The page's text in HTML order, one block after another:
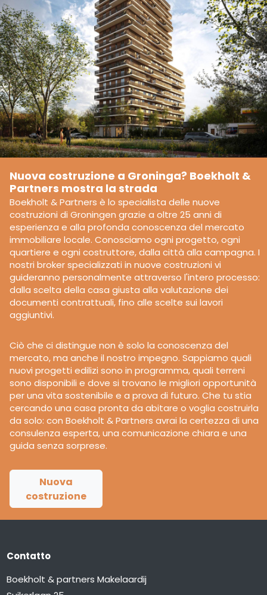
Nuova costruzione a Groninga? Boekholt &
Partners mostra la strada
Boekholt & Partners è lo specialista delle nuove
costruzioni di Groningen grazie a oltre 25 anni di
esperienza e alla profonda conoscenza del mercato
immobiliare locale. Conosciamo ogni progetto, ogni
quartiere e ogni costruttore, dalla città alla campagna. I
nostri broker specializzati in nuove costruzioni vi
guideranno personalmente attraverso l'intero processo:
dalla scelta della casa giusta alla valutazione dei
documenti contrattuali, fino alle scelte sui lavori
aggiuntivi.
Ciò che ci distingue non è solo la conoscenza del
mercato, ma anche il nostro impegno. Sappiamo quali
nuovi progetti edilizi sono in programma, quali terreni
sono disponibili e dove si trovano le migliori opportunità
per una vita sostenibile e a prova di futuro. Che tu stia
cercando una casa pronta da abitare o voglia costruirla
da solo: con Boekholt & Partners avrai la certezza di una
consulenza esperta, una comunicazione chiara e una
guida senza sorprese.
Nuova
costruzione
Contatto
Boekholt & partners Makelaardij